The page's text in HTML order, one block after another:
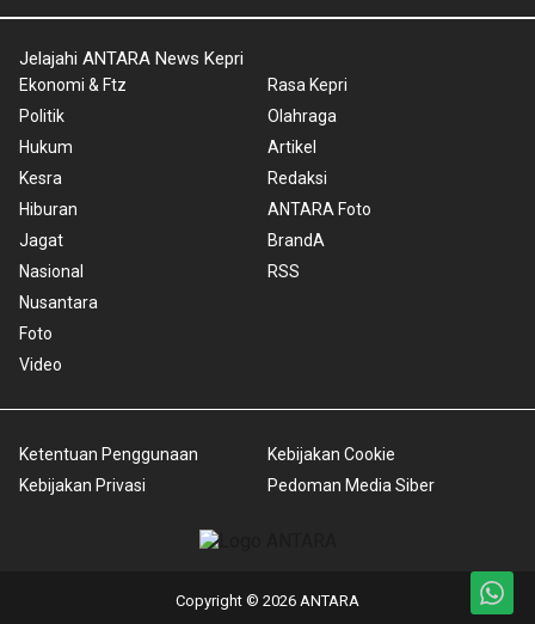
Jelajahi ANTARA News Kepri
Ekonomi & Ftz
Politik
Hukum
Kesra
Hiburan
Jagat
Nasional
Nusantara
Foto
Video
Rasa Kepri
Olahraga
Artikel
Redaksi
ANTARA Foto
BrandA
RSS
Ketentuan Penggunaan
Kebijakan Privasi
Kebijakan Cookie
Pedoman Media Siber
Copyright © 2026 ANTARA